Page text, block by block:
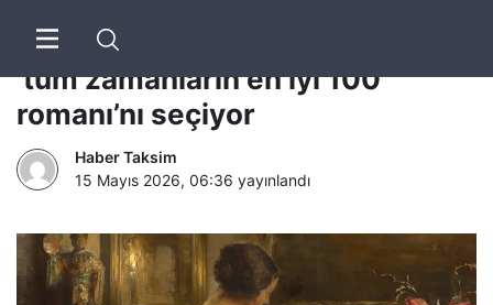
Elif Şafak’ın yazısıyla: Guardian,
‘tüm zamanların en iyi 100
romanı’nı seçiyor
Haber Taksim
15 Mayıs 2026, 06:36 yayınlandı